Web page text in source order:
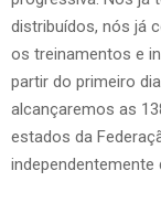
distribuídos, nós já
os treinamentos e
partir do primeiro
alcançaremos as
estados da
independentemente